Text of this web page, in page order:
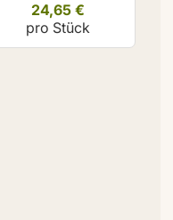
24,65 €
pro Stück